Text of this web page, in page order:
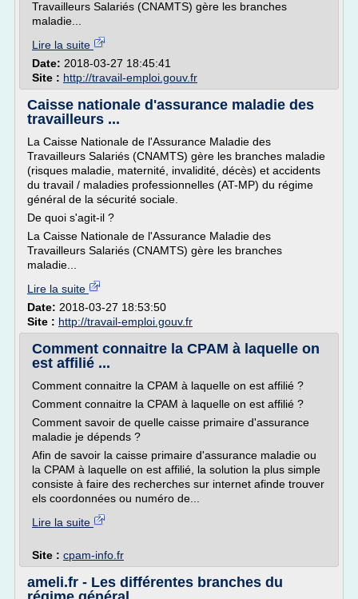
Travailleurs Salariés (CNAMTS) gère les branches
maladie...
Lire la suite
Date: 2018-03-27 18:45:41
Site : http://travail-emploi.gouv.fr
Caisse nationale d'assurance maladie des
travailleurs ...
La Caisse Nationale de l'Assurance Maladie des
Travailleurs Salariés (CNAMTS) gère les branches maladie
(risques maladie, maternité, invalidité, décès) et accidents
du travail / maladies professionnelles (AT-MP) du régime
général de la sécurité sociale.
De quoi s'agit-il ?
La Caisse Nationale de l'Assurance Maladie des
Travailleurs Salariés (CNAMTS) gère les branches
maladie...
Lire la suite
Date: 2018-03-27 18:53:50
Site : http://travail-emploi.gouv.fr
Comment connaitre la CPAM à laquelle on
est affilié ...
Comment connaitre la CPAM à laquelle on est affilié ?
Comment connaitre la CPAM à laquelle on est affilié ?
Comment savoir de quelle caisse primaire d'assurance
maladie je dépends ?
Afin de savoir la caisse primaire d'assurance maladie ou
la CPAM à laquelle on est affilié, la solution la plus simple
consiste à faire des recherches sur internet afinde trouver
els coordonnées ou numéro de...
Lire la suite
Site : cpam-info.fr
ameli.fr - Les différentes branches du